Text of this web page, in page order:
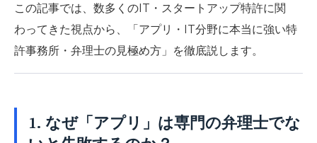
この記事では、数多くのIT・スタートアップ特許に関
わってきた視点から、
「アプリ・IT分野に本当に強い特
許事務所・弁理士の見極め方」 を徹底説します。
1. なぜ「アプリ」は専門の弁理士でな